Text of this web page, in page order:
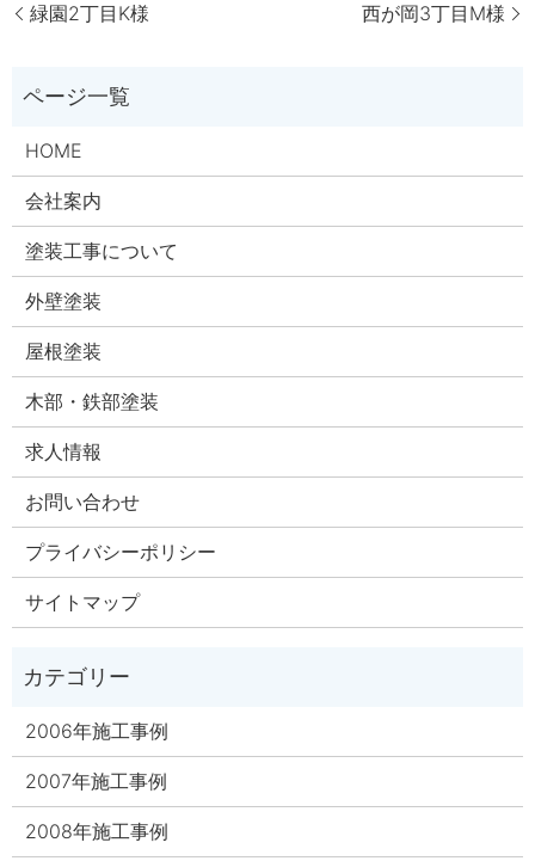
緑園2丁目K様 西が岡3丁目M様
HOME
会社案内
塗装工事について
外壁塗装
屋根塗装
木部・鉄部塗装
求人情報
お問い合わせ
プライバシーポリシー
サイトマップ
2006年施工事例
2007年施工事例
2008年施工事例